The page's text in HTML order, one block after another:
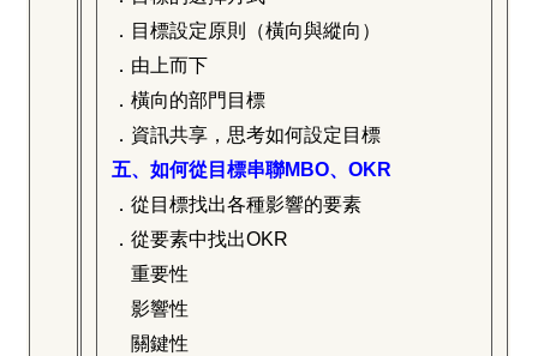
．目標設定原則（橫向與縱向）
．由上而下
．橫向的部門目標
．資訊共享，思考如何設定目標
五、如何從目標串聯MBO、OKR
．從目標找出各種影響的要素
．從要素中找出OKR
重要性
影響性
關鍵性